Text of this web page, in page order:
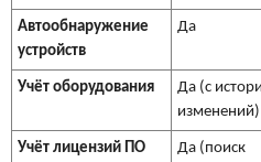
Автообнаружение
устройств
Да
Учёт оборудования
Да (с
изменений)
Учёт лицензий ПО
Да (поиск